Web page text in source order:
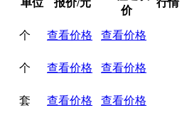
价
个 查看价格 查看价格
个 查看价格 查看价格
套 查看价格 查看价格